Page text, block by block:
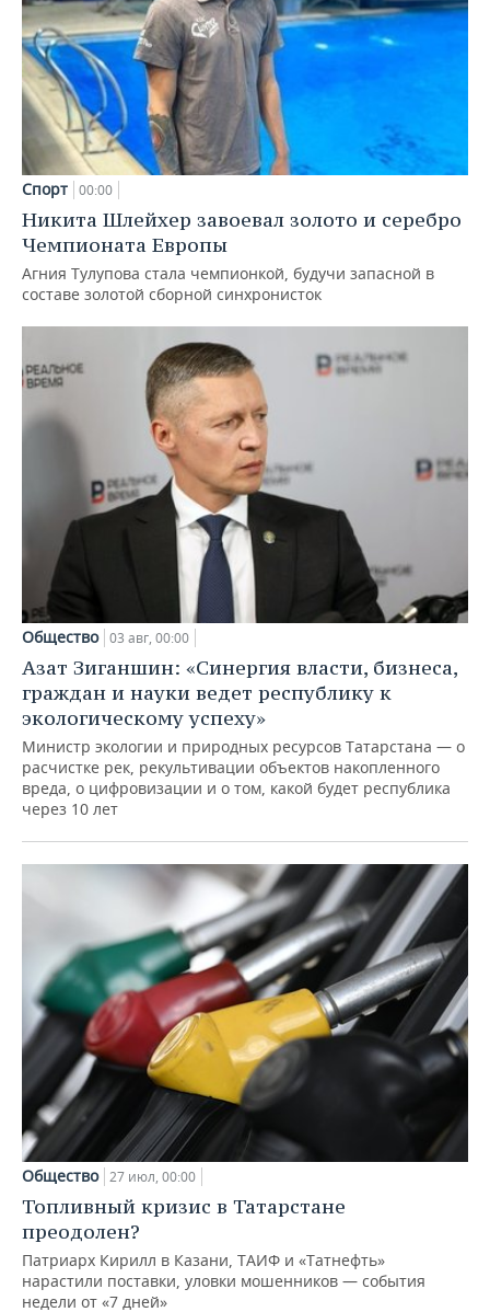
Спорт 00:00
Никита Шлейхер завоевал золото и серебро
Чемпионата Европы
Агния Тулупова стала чемпионкой, будучи запасной в
составе золотой сборной синхронисток
Общество 03 авг, 00:00
Азат Зиганшин: «Синергия власти, бизнеса,
граждан и науки ведет республику к
экологическому успеху»
Министр экологии и природных ресурсов Татарстана — о
расчистке рек, рекультивации объектов накопленного
вреда, о цифровизации и о том, какой будет республика
через 10 лет
Общество 27 июл, 00:00
Топливный кризис в Татарстане
преодолен?
Патриарх Кирилл в Казани, ТАИФ и «Татнефть»
нарастили поставки, уловки мошенников — события
недели от «7 дней»